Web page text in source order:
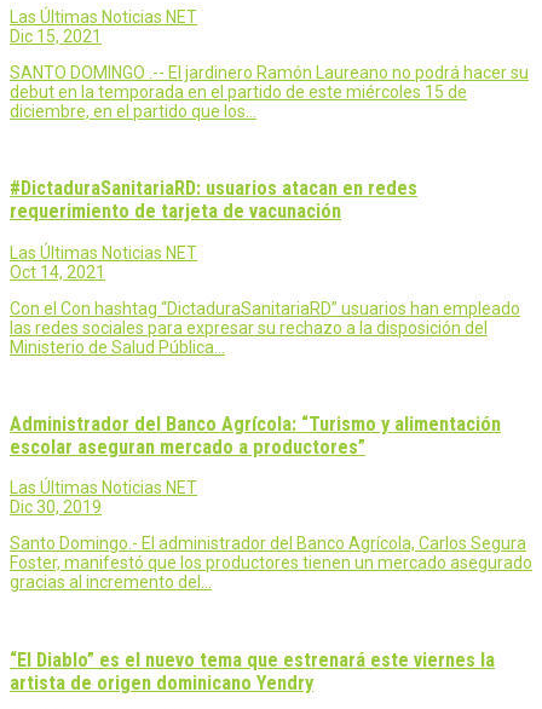
Las Últimas Noticias NET
Dic 15, 2021
SANTO DOMINGO .-- El jardinero Ramón Laureano no podrá hacer su
debut en la temporada en el partido de este miércoles 15 de
diciembre, en el partido que los…
#DictaduraSanitariaRD: usuarios atacan en redes
requerimiento de tarjeta de vacunación
Las Últimas Noticias NET
Oct 14, 2021
Con el Con hashtag “DictaduraSanitariaRD” usuarios han empleado
las redes sociales para expresar su rechazo a la disposición del
Ministerio de Salud Pública…
Administrador del Banco Agrícola: “Turismo y alimentación
escolar aseguran mercado a productores”
Las Últimas Noticias NET
Dic 30, 2019
Santo Domingo.- El administrador del Banco Agrícola, Carlos Segura
Foster, manifestó que los productores tienen un mercado asegurado
gracias al incremento del…
“El Diablo” es el nuevo tema que estrenará este viernes la
artista de origen dominicano Yendry